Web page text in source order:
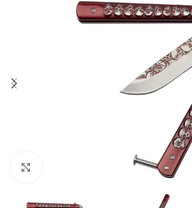
Spustelėkite, kad padidintumėte